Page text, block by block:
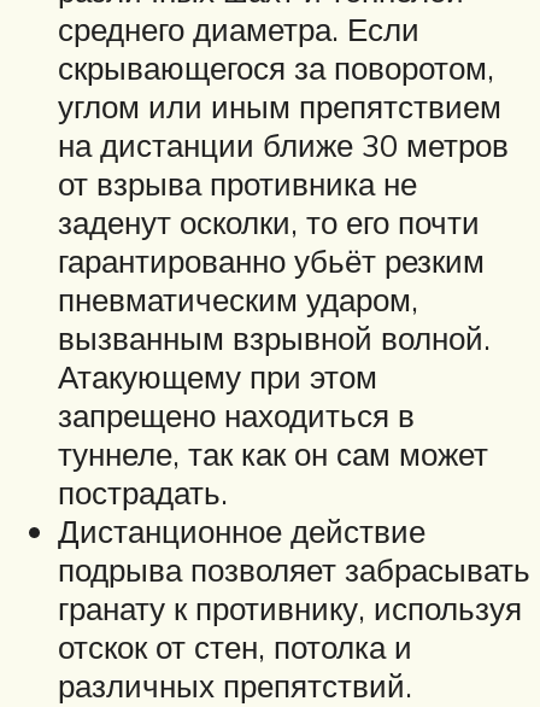
среднего диаметра. Если
скрывающегося за поворотом,
углом или иным препятствием
на дистанции ближе 30 метров
от взрыва противника не
заденут осколки, то его почти
гарантированно убьёт резким
пневматическим ударом,
вызванным взрывной волной.
Атакующему при этом
запрещено находиться в
туннеле, так как он сам может
пострадать.
Дистанционное действие
подрыва позволяет забрасывать
гранату к противнику, используя
отскок от стен, потолка и
различных препятствий.